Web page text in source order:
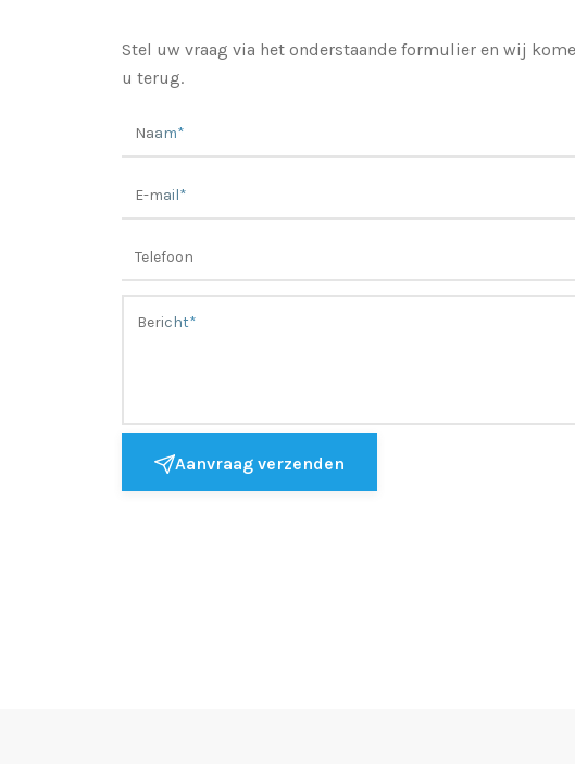
Stel uw vraag via het onderstaande formulier en wij
u terug.
Aanvraag verzenden